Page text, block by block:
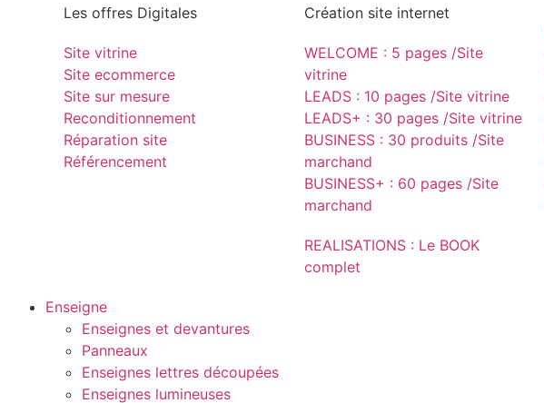
Les offres Digitales
Site vitrine
Site ecommerce
Site sur mesure
Reconditionnement
Réparation site
Référencement
Création site internet
WELCOME : 5 pages /Site
vitrine
LEADS : 10 pages /Site vitrine
LEADS+ : 30 pages /Site vitrine
BUSINESS : 30 produits /Site
marchand
BUSINESS+ : 60 pages /Site
marchand
REALISATIONS : Le BOOK
complet
Enseigne
Enseignes et devantures
Panneaux
Enseignes lettres découpées
Enseignes lumineuses